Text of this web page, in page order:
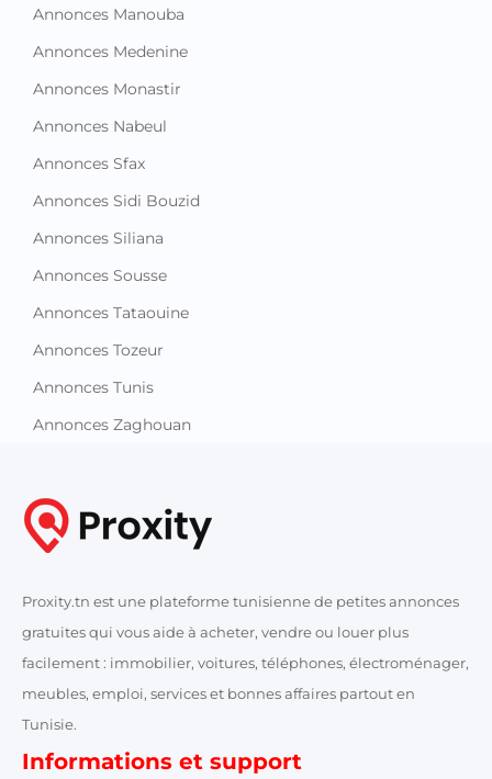
Annonces Manouba
Annonces Medenine
Annonces Monastir
Annonces Nabeul
Annonces Sfax
Annonces Sidi Bouzid
Annonces Siliana
Annonces Sousse
Annonces Tataouine
Annonces Tozeur
Annonces Tunis
Annonces Zaghouan
Proxity.tn est une plateforme tunisienne de petites annonces
gratuites qui vous aide à acheter, vendre ou louer plus
facilement : immobilier, voitures, téléphones, électroménager,
meubles, emploi, services et bonnes affaires partout en
Tunisie.
Informations et support